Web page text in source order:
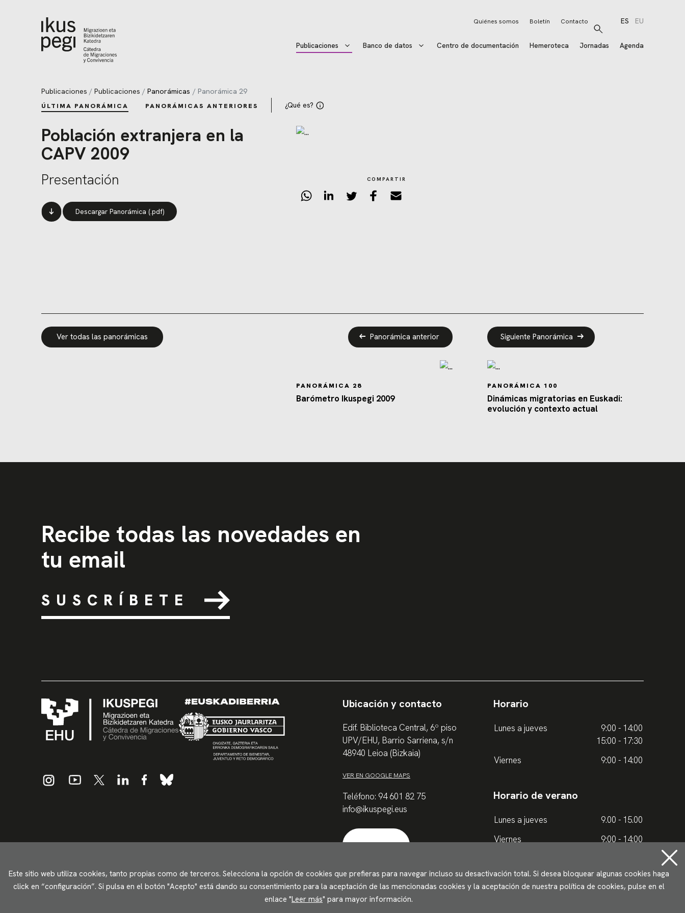
Ir directamente al contenido
Buscar
ES EU
Publicaciones Banco de datos Centro de documentación Hemeroteca Jornadas Agenda
Quiénes somos Boletín Contacto
Publicaciones Publicaciones Panorámicas Panorámica 29
ÚLTIMA PANORÁMICA PANORÁMICAS ANTERIORES ¿Qué es?
Población extranjera en la
CAPV 2009
Presentación
Descargar Panorámica (.pdf)
COMPARTIR
Panorámica anterior
PANORÁMICA 28
Barómetro Ikuspegi 2009
Siguiente Panorámica
PANORÁMICA 100
Dinámicas migratorias en Euskadi:
evolución y contexto actual
Ver todas las panorámicas
Recibe todas las novedades en
tu email
SUSCRÍBETE
Ubicación y contacto
Edif. Biblioteca Central, 6º piso
UPV/EHU, Barrio Sarriena, s/n
48940 Leioa (Bizkaia)
VER EN GOOGLE MAPS
Teléfono: 94 601 82 75
info@ikuspegi.eus
Contactar
Horario
Lunes a jueves
9:00 - 14:00
15:00 - 17:30
Viernes
9:00 - 14:00
Horario de verano
Lunes a jueves
9.00 - 15.00
Viernes
9:00 - 14:00
Este sitio web utiliza cookies, tanto propias como de terceros. Selecciona la opción de cookies que prefieras para navegar incluso su desactivación total. Si desea bloquear algunas cookies haga
click en “configuración”. Si pulsa en el botón "Acepto" está dando su consentimiento para la aceptación de las mencionadas cookies y la aceptación de nuestra política de cookies, pulse en el
enlace "Leer más" para mayor información.